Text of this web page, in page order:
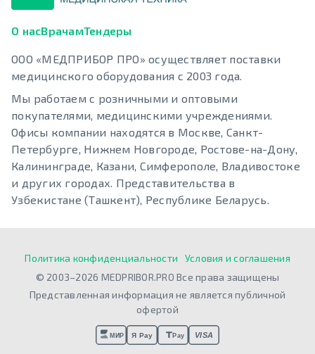
О насВрачамТендеры
ООО «МЕДПРИБОР ПРО» осуществляет поставки
медицинского оборудования с 2003 года.
Мы работаем с розничными и оптовыми
покупателями, медицинскими учреждениями.
Офисы компании находятся в Москве, Санкт-
Петербурге, Нижнем Новгороде, Ростове-на-Дону,
Калининграде, Казани, Симферополе, Владивостоке
и других городах. Представительства в
Узбекистане (Ташкент), Республике Беларусь.
Политика конфиденциальности
Условия и соглашения
© 2003–2026 MEDPRIBOR.PRO Все права защищены
Представленная информация не является публичной
офертой
МИР Я Pay Pay VISA